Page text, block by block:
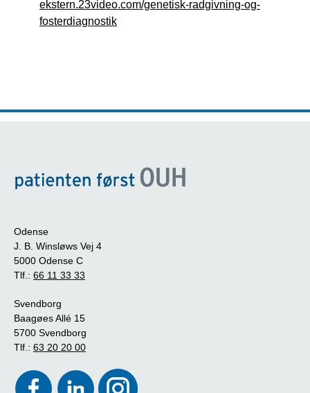
ekstern.23video.com/genetisk-radgivning-og-
fosterdiagnostik
Odense
J. B. Winsløws Vej 4
5000 Odense C
Tlf.: 66 11 33 33
Svendborg
Baagøes Allé 15
5700 Svendborg
Tlf.: 63 20 20 00